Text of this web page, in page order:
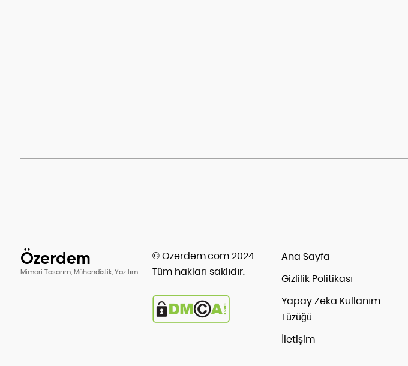
Özerdem
Mimari Tasarım, Mühendislik, Yazılım
© Ozerdem.com 2024
Tüm hakları saklıdır.
Ana Sayfa
Gizlilik Politikası
Yapay Zeka Kullanım
Tüzüğü
İletişim